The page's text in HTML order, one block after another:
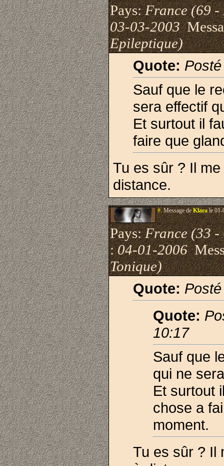
Pays:France (69 -
03-03-2003
Epileptique)
Quote:
Sauf que le
sera effectif
Et surtout il
faire que
Tu es sûr ? Il
distance.
#.Message deKlarale 01-
Pays:France (33 -
:04-01-2006
Tonique)
Quote:
Quote:
10:17
Sauf que
qui ne
Et surtout
chose a
moment.
Tu es sûr ? Il